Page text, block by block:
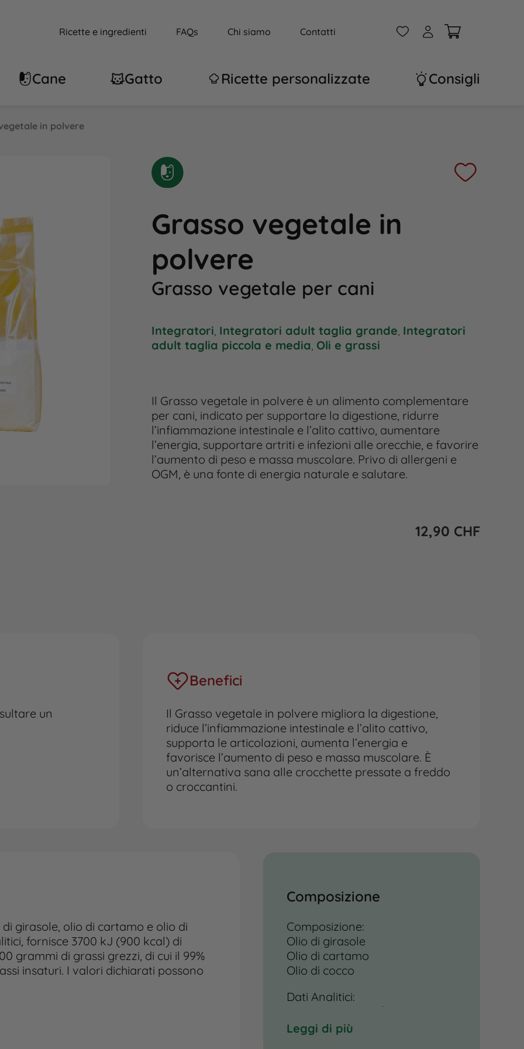
Ricette e ingredienti FAQs Chi siamo Contatti W A
Cane Gatto Ricette personalizzate Consigli
in polvere
Grasso vegetale in
polvere
Grasso vegetale per cani
Integratori, Integratori adult taglia grande, Integratori
adult taglia piccola e media, Oli e grassi
Il Grasso vegetale in polvere è un alimento complementare
per cani, indicato per supportare la digestione, ridurre
l’infiammazione intestinale e l’alito cattivo, aumentare
l’energia, supportare artriti e infezioni alle orecchie, e favorire
l’aumento di peso e massa muscolare. Privo di allergeni e
OGM, è una fonte di energia naturale e salutare.
12,90 CHF
un
Benefici
Il Grasso vegetale in polvere migliora la digestione,
riduce l’infiammazione intestinale e l’alito cattivo,
supporta le articolazioni, aumenta l’energia e
favorisce l’aumento di peso e massa muscolare. È
un’alternativa sana alle crocchette pressate a freddo
o croccantini.
girasole, olio di cartamo e olio di
fornisce 3700 kJ (900 kcal) di
grammi di grassi grezzi, di cui il 99%
insaturi. I valori dichiarati possono
Composizione
Composizione:
Olio di girasole
Olio di cartamo
Olio di cocco
Dati Analitici:
Energia: 3700 kJ / 900 Kcal
Grassi grezzi: 100 g (di cui saturi
Leggi di più